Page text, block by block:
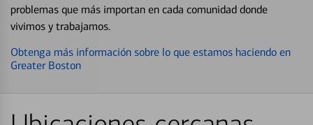
problemas que más importan en cada comunidad donde
vivimos y trabajamos.
Obtenga más información sobre lo que estamos haciendo en
Greater Boston